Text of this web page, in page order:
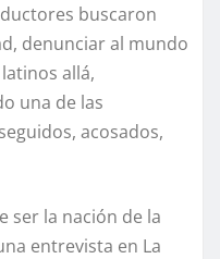
buscaron
denunciar al mundo
allá,
una de las
acosados,
ser la nación de la
entrevista en La